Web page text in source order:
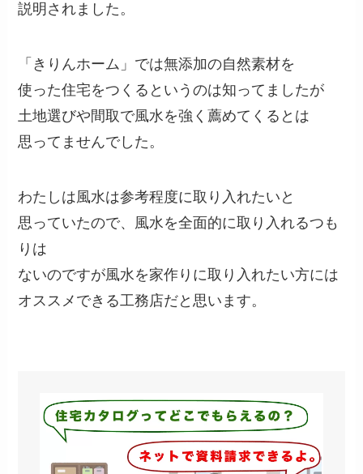
説明されました。
「きりんホーム」では無添加の自然素材を
使った住宅をつくるというのは知ってましたが
土地選びや間取で風水を強く薦めてくるとは
思ってませんでした。
わたしは風水は参考程度に取り入れたいと
思っていたので、風水を全面的に取り入れるつも
りは
ないのですが風水を家作りに取り入れたい方には
オススメできる工務店だと思います。